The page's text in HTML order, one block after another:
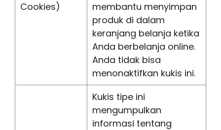
Cookies)
membantu menyimpan
produk di dalam
keranjang belanja ketika
Anda berbelanja online.
Anda tidak bisa
menonaktifkan kukis ini.
Kukis tipe ini
mengumpulkan
informasi tentang